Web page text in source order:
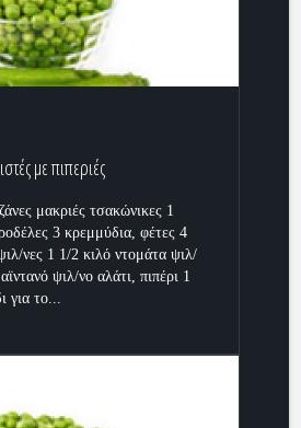
με πιπεριές
μακριές τσακώνικες 1
3 κρεμμύδια, φέτες 4
νες 1 1/2 κιλό ντομάτα ψιλ/
ψιλ/νο αλάτι, πιπέρι 1
για το...